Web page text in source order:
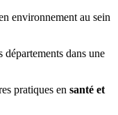
environnement au sein
dans une
pratiques en santé et